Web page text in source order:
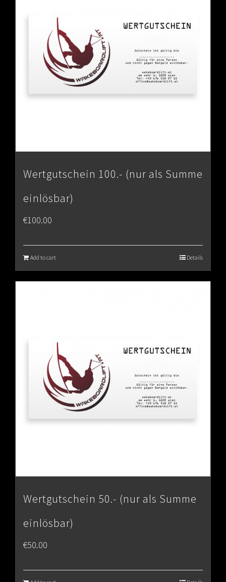
Wertgutschein 100.- (nur als Summe
einlösbar)
€100.00
Add to cart Details
Wertgutschein 50.- (nur als Summe
einlösbar)
€50.00